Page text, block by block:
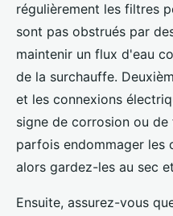
régulièrement les filtres
sont pas obstrués par
maintenir un flux d'eau
de la surchauffe.
et les connexions
signe de corrosion ou
parfois endommager les
alors gardez-les au sec
Ensuite, assurez-vous